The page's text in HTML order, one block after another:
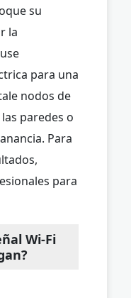
su
la
para una
nodos de
paredes o
Para
para
Wi-Fi